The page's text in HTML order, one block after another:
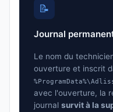
📝
Journal
Le nom du
ouverture et inscrit
avec l'ouverture, la
journal survit à la